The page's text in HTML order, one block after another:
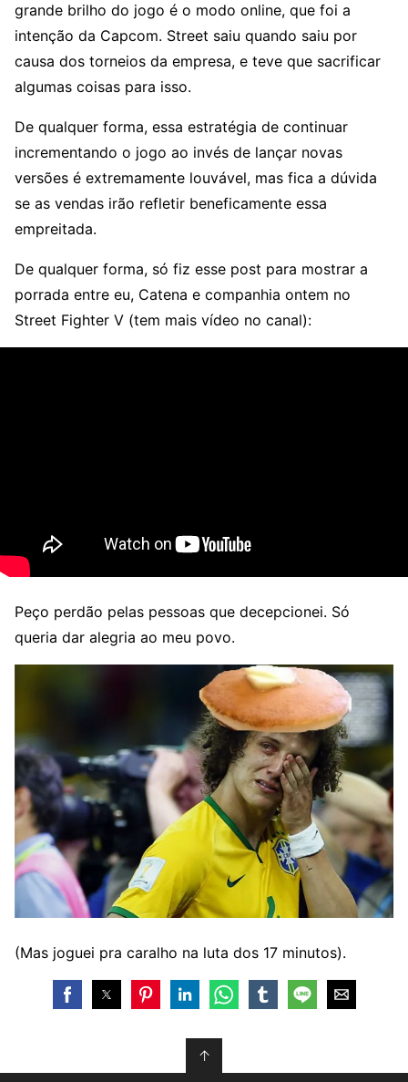
grande brilho do jogo é o modo online, que foi a
intenção da Capcom. Street saiu quando saiu por
causa dos torneios da empresa, e teve que sacrificar
algumas coisas para isso.
De qualquer forma, essa estratégia de continuar
incrementando o jogo ao invés de lançar novas
versões é extremamente louvável, mas fica a dúvida
se as vendas irão refletir beneficamente essa
empreitada.
De qualquer forma, só fiz esse post para mostrar a
porrada entre eu, Catena e companhia ontem no
Street Fighter V (tem mais vídeo no canal):
Peço perdão pelas pessoas que decepcionei. Só
queria dar alegria ao meu povo.
(Mas joguei pra caralho na luta dos 17 minutos).
↑